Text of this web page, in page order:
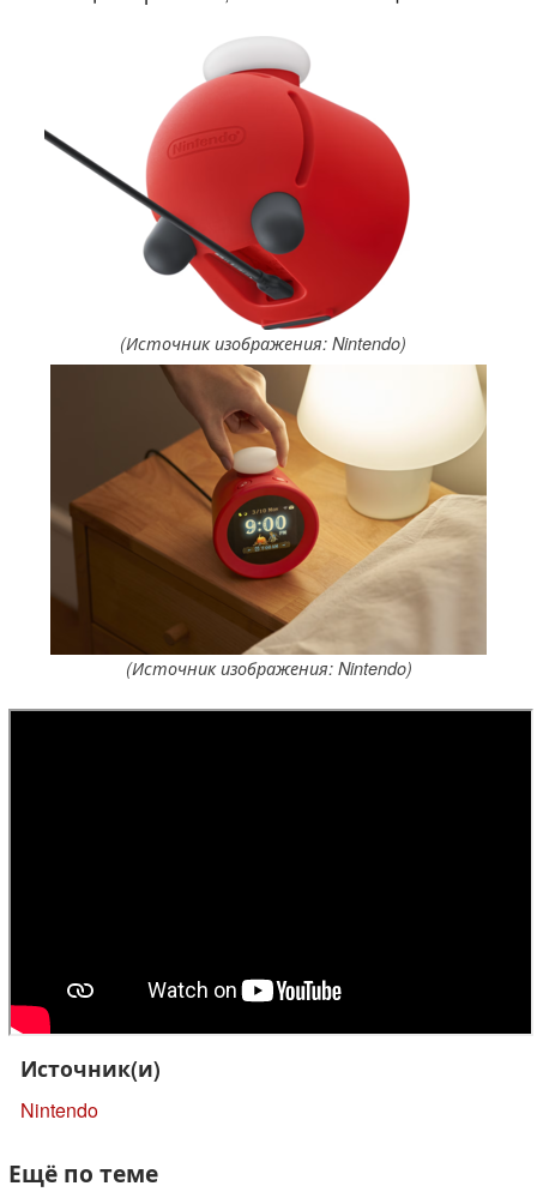
(Источник изображения: Nintendo)
(Источник изображения: Nintendo)
Источник(и)
Nintendo
Ещё по теме